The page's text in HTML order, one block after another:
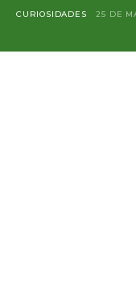
CURIOSIDADES 25 DE